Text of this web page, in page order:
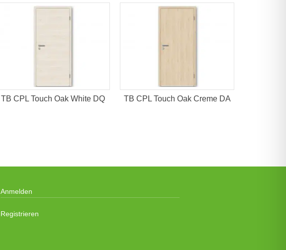
TB CPL Touch Oak White DQ TB CPL Touch Oak Creme DA
Anmelden
Registrieren